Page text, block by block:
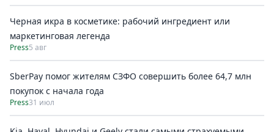
Черная икра в косметике: рабочий ингредиент или
маркетинговая легенда
Press5 авг
SberPay помог жителям СЗФО совершить более 64,7 млн
покупок c начала года
Press31 июл